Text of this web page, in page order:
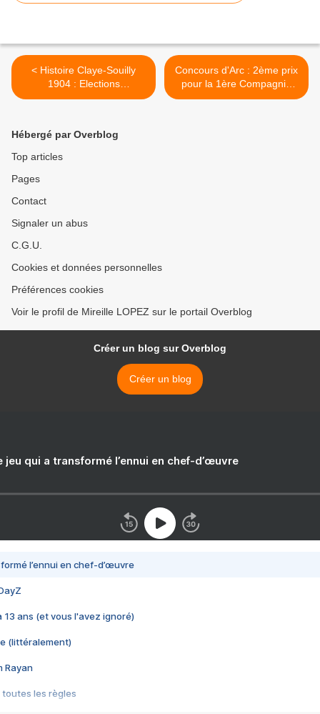
< Histoire Claye-Souilly
1904 : Elections
municipales
Concours d'Arc : 2ème prix
pour la 1ère Compagnie
d'Arc de Claye >
Hébergé par Overblog
Top articles
Pages
Contact
Signaler un abus
C.G.U.
Cookies et données personnelles
Préférences cookies
Voir le profil de Mireille LOPEZ sur le portail Overblog
Créer un blog sur Overblog
Créer un blog
jeu qui a transformé l’ennui en chef-d’œuvre
l’ennui en chef-d’œuvre
13 ans (et vous l'avez ignoré)
(littéralement)
Rayan
toutes les règles